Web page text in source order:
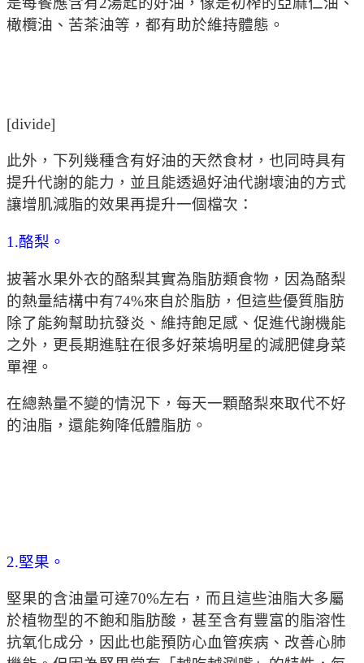
橄欖油、苦茶油等，都有助於維持體態。
[divide]
此外，下列幾種含有好油的天然食材，也同時具有
提升代謝的能力，並且能透過好油代謝壞油的方式
讓增肌減脂的效果再提升一個檔次：
1.酪梨。
披著水果外衣的酪梨其實為脂肪類食物，因為酪梨
的熱量結構中有74%來自於脂肪，但這些優質脂肪
除了能夠幫助抗發炎、維持飽足感、促進代謝機能
之外，更長期進駐在很多好萊塢明星的減肥健身菜
單裡。
在總熱量不變的情況下，每天一顆酪梨來取代不好
的油脂，還能夠降低體脂肪。
2.堅果。
堅果的含油量可達70%左右，而且這些油脂大多屬
於植物型的不飽和脂肪酸，甚至含有豐富的脂溶性
抗氧化成分，因此也能預防心血管疾病、改善心肺